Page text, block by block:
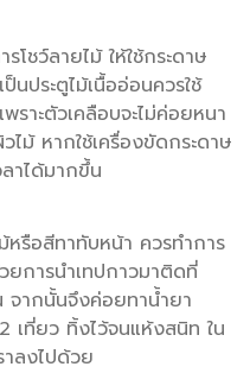
โชว์ลายไม้ ให้ใช้กระดาษ
นประตูไม้เนื้ออ่อนควรใช้
ราะตัวเคลือบจะไม่ค่อยหนา
ไม้ หากใช้เครื่องขัดกระดาษ
ลาได้มากขึ้น
หรือสีทาทับหน้า ควรทำการ
การนำเทปกาวมาติดที่
ากนั้นจึงค่อยทาน้ำยา
เที่ยว ทิ้งไว้จนแห้งสนิท ใน
ลงไปด้วย